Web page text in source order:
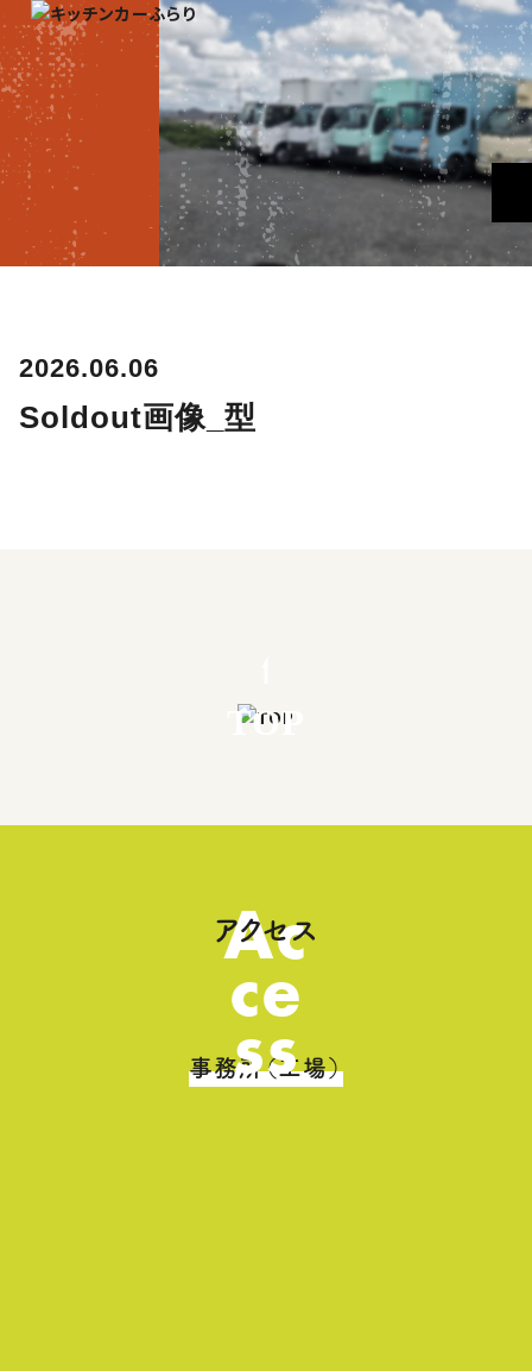
2026.06.06
Soldout画像_型
TOP
Ac
ce
ss
アクセス
事務所（工場）